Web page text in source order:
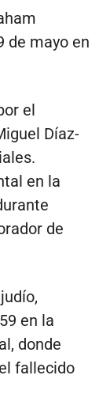
de mayo en
el
Díaz-
en la
de
en la
donde
fallecido